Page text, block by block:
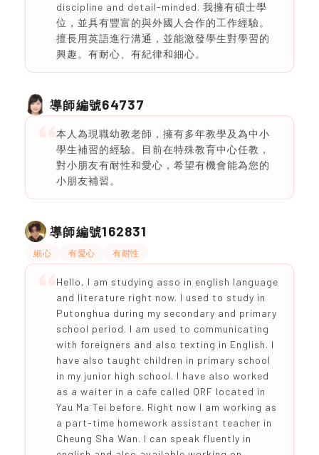
discipline and detail-minded. 我擁有碩士學
位，並具有豐富的與外國人合作的工作經驗。
擅長用英語進行溝通，並能激發學生對學習的
興趣。有耐心、有紀律和細心。
導師編號64737
本人為現職幼教老師，擁有多年教學及為中小
學生補習的經驗。目前在特殊教育中心任教，
對小朋友有耐性和愛心，希望有機會能為您的
小朋友補習。
導師編號162831
細心 有愛心 有耐性
Hello, I am studying asso in english language
and literature right now. I used to study in
Putonghua during my secondary and primary
school period. I am used to communicating
with foreigners and also texting in English. I
have also taught children in primary school
in my junior high school. I have also worked
as a waiter in a cafe called QRF located in
Yau Ma Tei before. Right now I am working as
a part-time homework assistant teacher in
Cheung Sha Wan. I can speak fluently in